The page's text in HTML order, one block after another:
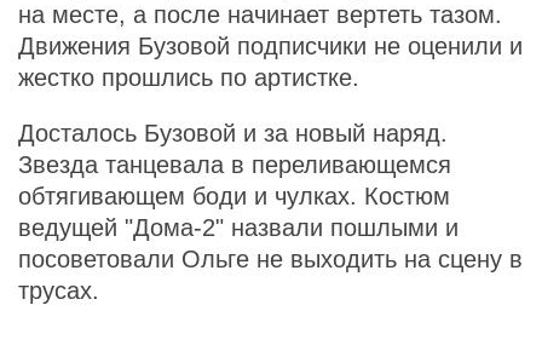
на месте, а после начинает вертеть тазом.
Движения Бузовой подписчики не оценили и
жестко прошлись по артистке.
Досталось Бузовой и за новый наряд.
Звезда танцевала в переливающемся
обтягивающем боди и чулках. Костюм
ведущей "Дома-2" назвали пошлыми и
посоветовали Ольге не выходить на сцену в
трусах.